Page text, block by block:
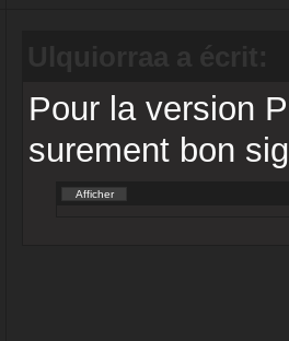
Pour la version
surement bon